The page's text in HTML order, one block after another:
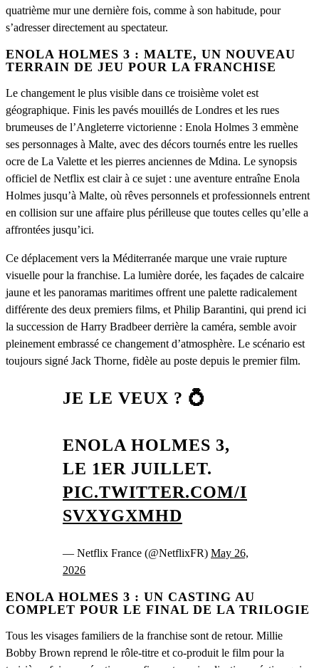
quatrième mur une dernière fois, comme à son habitude, pour
s’adresser directement au spectateur.
ENOLA HOLMES 3 : MALTE, UN NOUVEAU
TERRAIN DE JEU POUR LA FRANCHISE
Le changement le plus visible dans ce troisième volet est
géographique. Finis les pavés mouillés de Londres et les rues
brumeuses de l’Angleterre victorienne : Enola Holmes 3 emmène
ses personnages à Malte, avec des décors tournés entre les ruelles
ocre de La Valette et les pierres anciennes de Mdina. Le synopsis
officiel de Netflix est clair à ce sujet : une aventure entraîne Enola
Holmes jusqu’à Malte, où rêves personnels et professionnels entrent
en collision sur une affaire plus périlleuse que toutes celles qu’elle a
affrontées jusqu’ici.
Ce déplacement vers la Méditerranée marque une vraie rupture
visuelle pour la franchise. La lumière dorée, les façades de calcaire
jaune et les panoramas maritimes offrent une palette radicalement
différente des deux premiers films, et Philip Barantini, qui prend ici
la succession de Harry Bradbeer derrière la caméra, semble avoir
pleinement embrassé ce changement d’atmosphère. Le scénario est
toujours signé Jack Thorne, fidèle au poste depuis le premier film.
JE LE VEUX ? 💍
ENOLA HOLMES 3,
LE 1ER JUILLET.
PIC.TWITTER.COM/I
SVXYGXMHD
— Netflix France (@NetflixFR) May 26,
2026
ENOLA HOLMES 3 : UN CASTING AU
COMPLET POUR LE FINAL DE LA TRILOGIE
Tous les visages familiers de la franchise sont de retour. Millie
Bobby Brown reprend le rôle-titre et co-produit le film pour la